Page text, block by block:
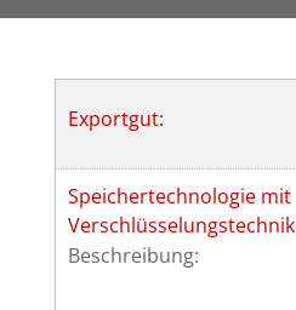
Exportgut:
Speichertechnologie mit
Verschlüsselungstechnik
Beschreibung: